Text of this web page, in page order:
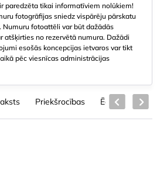
paredzēta tikai informatīviem nolūkiem!
fotogrāfijas sniedz vispārēju pārskatu
Numuru fotoattēli var būt dažādās
atšķirties no rezervētā numura. Dažādi
esošās koncepcijas ietvaros var tikt
pēc viesnīcas administrācijas
Priekšrocības Ēdināšana